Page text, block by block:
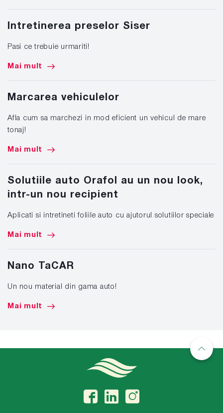
Intretinerea preselor Siser
Pasi ce trebuie urmariti!
Mai mult
Marcarea vehiculelor
Afla cum sa marchezi in mod eficient un vehicul de mare
tonaj!
Mai mult
Solutiile auto Orafol au un nou look,
intr-un nou recipient
Aplicati si intretineti foliile auto cu ajutorul solutiilor speciale
Mai mult
Nano TaCAR
Un nou material din gama auto!
Mai mult